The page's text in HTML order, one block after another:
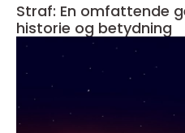
Straf: En omfattende
historie og betydning